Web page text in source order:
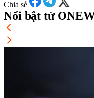
Chia sẻ
Nổi bật từ